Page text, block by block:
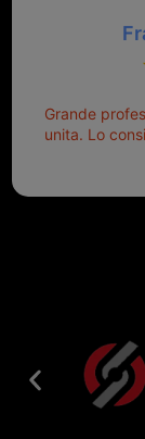
Grande
unita. Lo